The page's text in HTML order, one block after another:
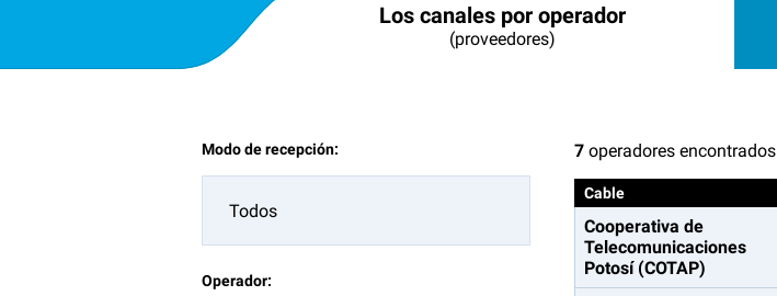
Los canales por operador
(proveedores)
Modo de recepción:
Todos
Operador:
7 operadores encontrados
Cable
Cooperativa de
Telecomunicaciones
Potosí (COTAP)